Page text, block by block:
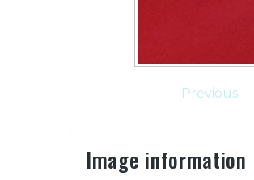
Previous
Image information